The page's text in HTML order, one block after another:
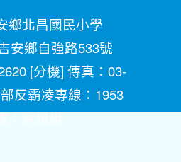
鄉北昌國民小學
安鄉自強路533號
[分機] 傳真：03-
反霸凌專線：1953
：資訊組